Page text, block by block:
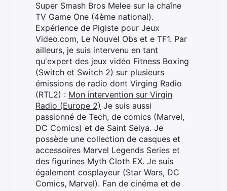
Super Smash Bros Melee sur la chaîne
TV Game One (4ème national).
Expérience de Pigiste pour Jeux
Video.com, Le Nouvel Obs et e TF1. Par
ailleurs, je suis intervenu en tant
qu'expert des jeux vidéo Fitness Boxing
(Switch et Switch 2) sur plusieurs
émissions de radio dont Virging Radio
(RTL2) : Mon intervention sur Virgin
Radio (Europe 2) Je suis aussi
passionné de Tech, de comics (Marvel,
DC Comics) et de Saint Seiya. Je
possède une collection de casques et
accessoires Marvel Legends Series et
des figurines Myth Cloth EX. Je suis
également cosplayeur (Star Wars, DC
Comics, Marvel). Fan de cinéma et de